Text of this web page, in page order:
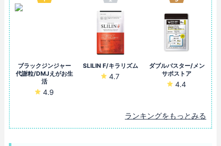
ブラックジンジャー
代謝粒/DMJえがお生
活
4.9
SLILIN F/キラリズム
4.7
ダブルバスター/メン
サポストア
4.4
ランキングをもっとみる